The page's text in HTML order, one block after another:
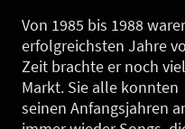
Von 1985 bis 1988
erfolgreichsten Jahre
Zeit brachte er noch
Markt. Sie alle
seinen Anfangsjahren